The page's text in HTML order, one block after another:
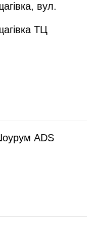
вул.
ТЦ
ADS